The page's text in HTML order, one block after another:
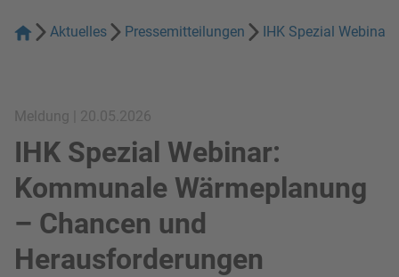
Aktuelles Pressemitteilungen IHK Spezial
Meldung | 20.05.2026
IHK Spezial Webinar:
Kommunale Wärmeplanung
– Chancen und
Herausforderungen